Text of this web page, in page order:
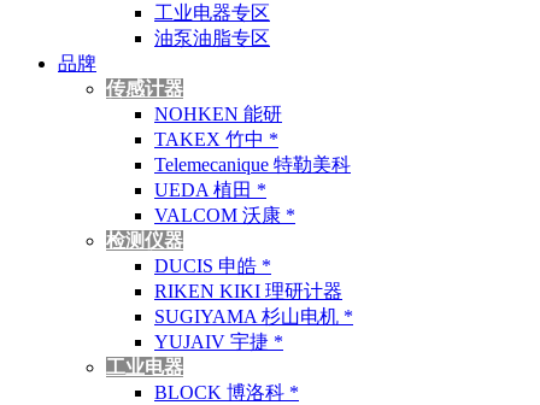
工业电器专区
油泵油脂专区
品牌
传感计器
NOHKEN 能研
TAKEX 竹中 *
Telemecanique 特勒美科
UEDA 植田 *
VALCOM 沃康 *
检测仪器
DUCIS 申皓 *
RIKEN KIKI 理研计器
SUGIYAMA 杉山电机 *
YUJAIV 宇捷 *
工业电器
BLOCK 博洛科 *